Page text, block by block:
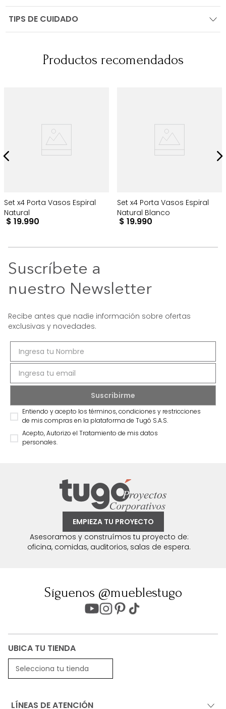
TIPS DE CUIDADO
Productos recomendados
Set x4 Porta Vasos Espiral
Natural
$ 19.990
Set x4 Porta Vasos Espiral
Natural Blanco
$ 19.990
Suscríbete a
nuestro Newsletter
Recibe antes que nadie información sobre ofertas
exclusivas y novedades.
Entiendo y acepto los términos, condiciones y restricciones
de mis compras en la plataforma de Tugó S.A.S.
Acepto, Autorizo el Tratamiento de mis datos
personales.
EMPIEZA TU PROYECTO
Asesoramos y construímos tu proyecto de:
oficina, comidas, auditorios, salas de espera.
Síguenos @mueblestugo
UBICA TU TIENDA
Selecciona tu tienda
LÍNEAS DE ATENCIÓN